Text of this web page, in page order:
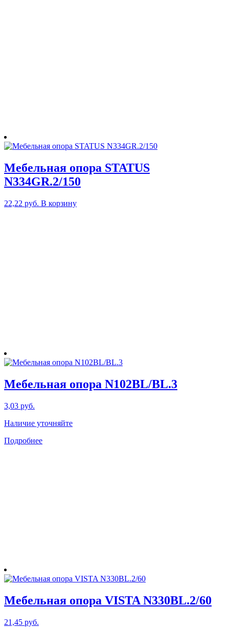
Мебельная опора STATUS
N334GR.2/150
22,22 руб. В корзину
Мебельная опора N102BL/BL.3
3,03 руб.
Наличие уточняйте
Подробнее
Мебельная опора VISTA N330BL.2/60
21,45 руб.